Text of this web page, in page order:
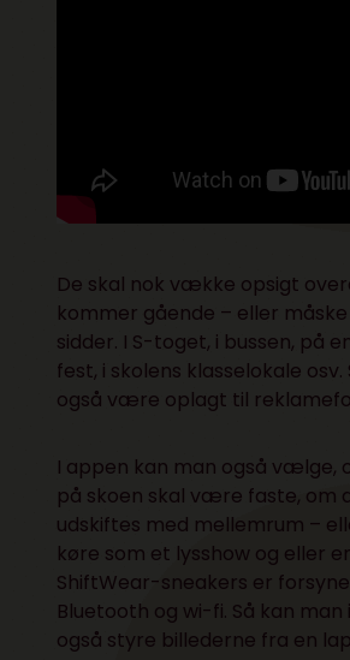
De skal nok vække opsigt
kommer gående – eller
sidder. I S-toget, i bussen, på
fest, i skolens klasselokale
også være oplagt til
I appen kan man også vælge,
på skoen skal være faste, om
udskiftes med mellemrum –
køre som et lysshow og eller
ShiftWear-sneakers er
Bluetooth og wi-fi. Så kan
også styre billederne fra en